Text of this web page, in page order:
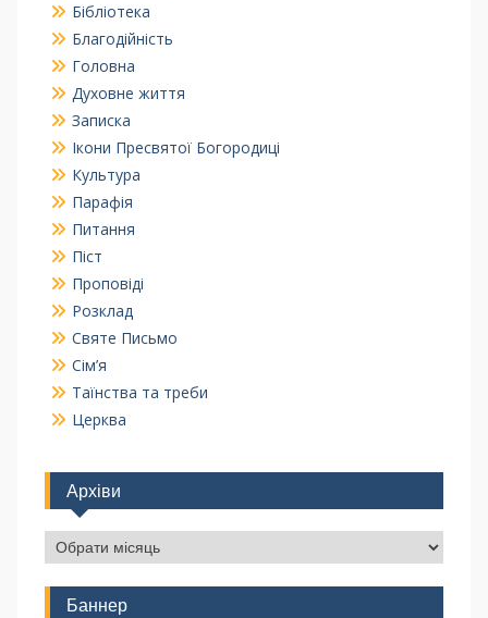
Бібліотека
Благодійність
Головна
Духовне життя
Записка
Ікони Пресвятої Богородиці
Культура
Парафія
Питання
Піст
Проповіді
Розклад
Святе Письмо
Сім’я
Таїнства та треби
Церква
Архіви
Баннер